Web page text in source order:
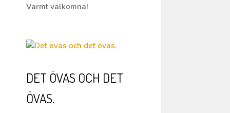
Varmt välkomna!
DET ÖVAS OCH DET
ÖVAS.